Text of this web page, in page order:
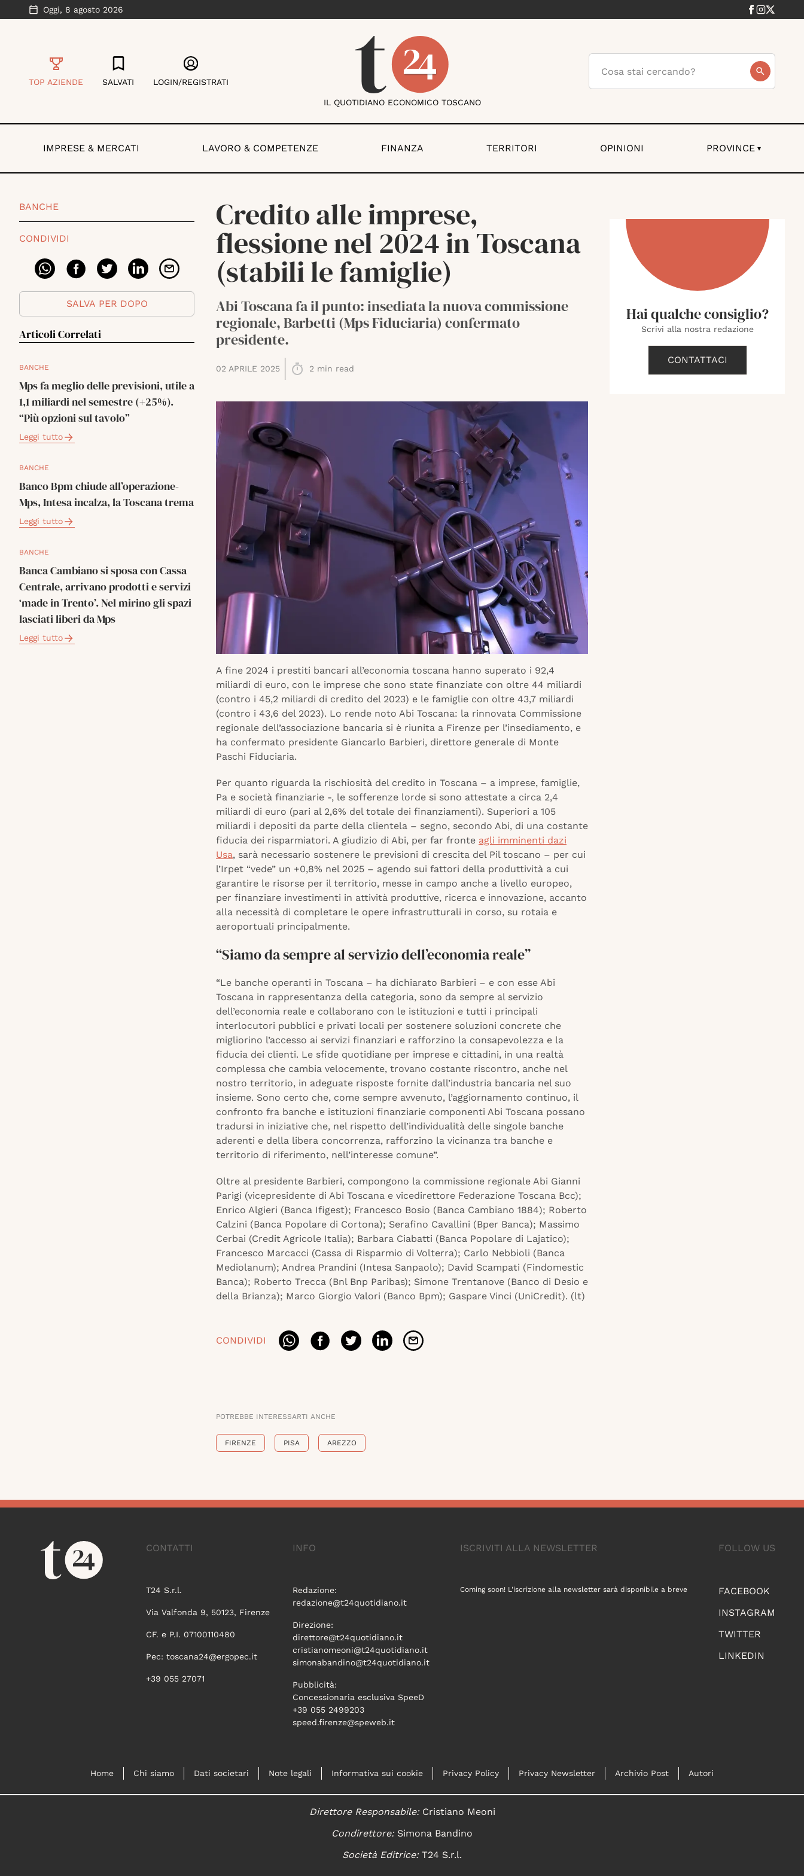
Oggi, 8 agosto 2026
TOP AZIENDE SALVATI LOGIN/REGISTRATI
IL QUOTIDIANO ECONOMICO TOSCANO
IMPRESE & MERCATI LAVORO & COMPETENZE FINANZA TERRITORI OPINIONI PROVINCE ▾
BANCHE
CONDIVIDI
SALVA PER DOPO
Articoli Correlati
BANCHE
Mps fa meglio delle previsioni, utile a
1,1 miliardi nel semestre (+25%).
“Più opzioni sul tavolo”
Leggi tutto
BANCHE
Banco Bpm chiude all’operazione-
Mps, Intesa incalza, la Toscana trema
Leggi tutto
BANCHE
Banca Cambiano si sposa con Cassa
Centrale, arrivano prodotti e servizi
‘made in Trento’. Nel mirino gli spazi
lasciati liberi da Mps
Leggi tutto
Credito alle imprese,
flessione nel 2024 in Toscana
(stabili le famiglie)
Abi Toscana fa il punto: insediata la nuova commissione
regionale, Barbetti (Mps Fiduciaria) confermato
presidente.
02 APRILE 2025 2 min read
A fine 2024 i prestiti bancari all’economia toscana hanno superato i 92,4
miliardi di euro, con le imprese che sono state finanziate con oltre 44 miliardi
(contro i 45,2 miliardi di credito del 2023) e le famiglie con oltre 43,7 miliardi
(contro i 43,6 del 2023). Lo rende noto Abi Toscana: la rinnovata Commissione
regionale dell’associazione bancaria si è riunita a Firenze per l’insediamento, e
ha confermato presidente Giancarlo Barbieri, direttore generale di Monte
Paschi Fiduciaria.
Per quanto riguarda la rischiosità del credito in Toscana – a imprese, famiglie,
Pa e società finanziarie -, le sofferenze lorde si sono attestate a circa 2,4
miliardi di euro (pari al 2,6% del totale dei finanziamenti). Superiori a 105
miliardi i depositi da parte della clientela – segno, secondo Abi, di una costante
fiducia dei risparmiatori. A giudizio di Abi, per far fronte agli imminenti dazi
Usa, sarà necessario sostenere le previsioni di crescita del Pil toscano – per cui
l’Irpet “vede” un +0,8% nel 2025 – agendo sui fattori della produttività a cui
garantire le risorse per il territorio, messe in campo anche a livello europeo,
per finanziare investimenti in attività produttive, ricerca e innovazione, accanto
alla necessità di completare le opere infrastrutturali in corso, su rotaia e
aeroportuali principalmente.
“Siamo da sempre al servizio dell’economia reale”
“Le banche operanti in Toscana – ha dichiarato Barbieri – e con esse Abi
Toscana in rappresentanza della categoria, sono da sempre al servizio
dell’economia reale e collaborano con le istituzioni e tutti i principali
interlocutori pubblici e privati locali per sostenere soluzioni concrete che
migliorino l’accesso ai servizi finanziari e rafforzino la consapevolezza e la
fiducia dei clienti. Le sfide quotidiane per imprese e cittadini, in una realtà
complessa che cambia velocemente, trovano costante riscontro, anche nel
nostro territorio, in adeguate risposte fornite dall’industria bancaria nel suo
insieme. Sono certo che, come sempre avvenuto, l’aggiornamento continuo, il
confronto fra banche e istituzioni finanziarie componenti Abi Toscana possano
tradursi in iniziative che, nel rispetto dell’individualità delle singole banche
aderenti e della libera concorrenza, rafforzino la vicinanza tra banche e
territorio di riferimento, nell’interesse comune”.
Oltre al presidente Barbieri, compongono la commissione regionale Abi Gianni
Parigi (vicepresidente di Abi Toscana e vicedirettore Federazione Toscana Bcc);
Enrico Algieri (Banca Ifigest); Francesco Bosio (Banca Cambiano 1884); Roberto
Calzini (Banca Popolare di Cortona); Serafino Cavallini (Bper Banca); Massimo
Cerbai (Credit Agricole Italia); Barbara Ciabatti (Banca Popolare di Lajatico);
Francesco Marcacci (Cassa di Risparmio di Volterra); Carlo Nebbioli (Banca
Mediolanum); Andrea Prandini (Intesa Sanpaolo); David Scampati (Findomestic
Banca); Roberto Trecca (Bnl Bnp Paribas); Simone Trentanove (Banco di Desio e
della Brianza); Marco Giorgio Valori (Banco Bpm); Gaspare Vinci (UniCredit). (lt)
CONDIVIDI
POTREBBE INTERESSARTI ANCHE
FIRENZE PISA AREZZO
Hai qualche consiglio?
Scrivi alla nostra redazione
CONTATTACI
CONTATTI
T24 S.r.l.
Via Valfonda 9, 50123, Firenze
CF. e P.I. 07100110480
Pec: toscana24@ergopec.it
+39 055 27071
INFO
Redazione:
redazione@t24quotidiano.it
Direzione:
direttore@t24quotidiano.it
cristianomeoni@t24quotidiano.it
simonabandino@t24quotidiano.it
Pubblicità:
Concessionaria esclusiva SpeeD
+39 055 2499203
speed.firenze@speweb.it
FOLLOW US
FACEBOOK
INSTAGRAM
TWITTER
LINKEDIN
ISCRIVITI ALLA NEWSLETTER
Coming soon! L'iscrizione alla newsletter sarà disponibile a breve
Home Chi siamo Dati societari Note legali Informativa sui cookie Privacy Policy Privacy Newsletter Archivio Post Autori
Direttore Responsabile:Cristiano Meoni
Condirettore:Simona Bandino
Società Editrice:T24 S.r.l.